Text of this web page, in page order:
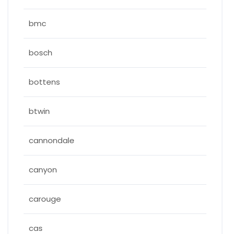
bmc
bosch
bottens
btwin
cannondale
canyon
carouge
cas